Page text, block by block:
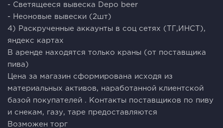
- Светящееся вывеска Depo beer
- Неоновые вывески (2шт)
4) Раскрученные аккаунты в соц сетях (ТГ,ИНСТ),
яндекс картах
В аренде находятся только краны (от поставщика
пива)
Цена за магазин сформирована исходя из
материальных активов, наработанной клиентской
базой покупателей . Контакты поставщиков по пиву
и снекам, газу, таре предоставляются
Возможен торг